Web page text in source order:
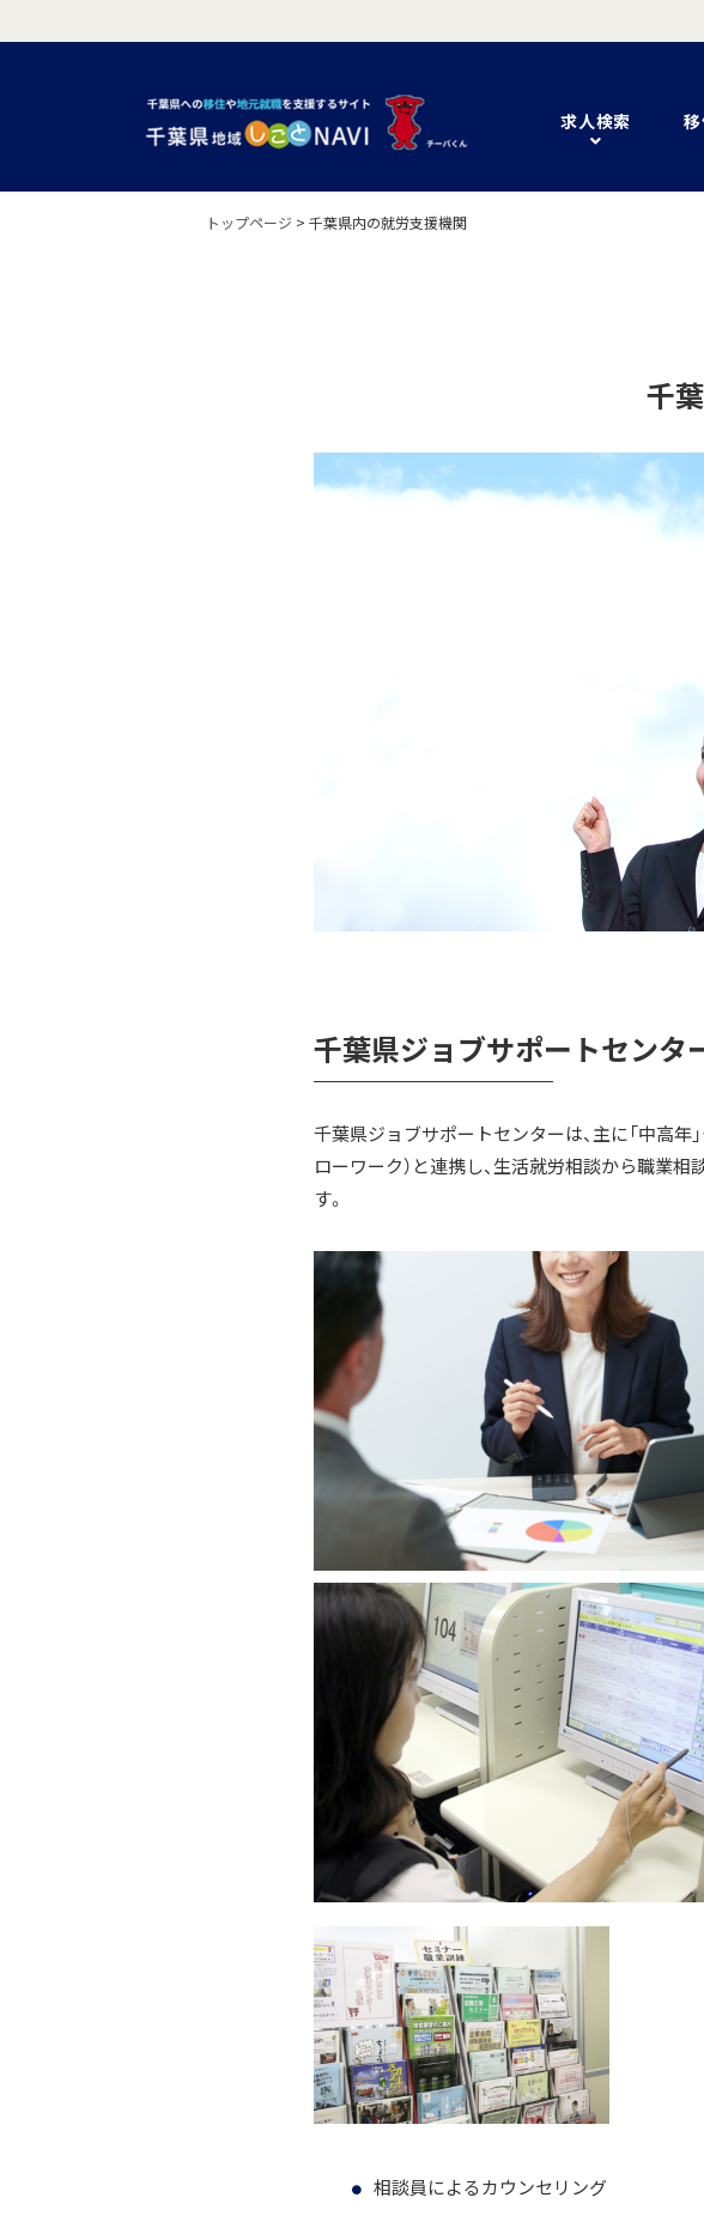
求人検索
トップページ > 千葉県内の就労支援機関
千
千葉県ジョブサポートセンタ
千葉県ジョブサポートセンターは、主に「中高年
ローワーク）と連携し、生活就労相談から職業
す。
相談員によるカウンセリング